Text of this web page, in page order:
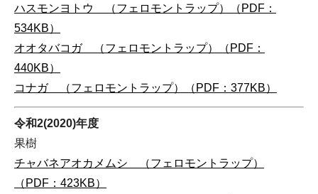
ハスモンヨトウ （フェロモントラップ）（PDF：
534KB）
オオタバコガ （フェロモントラップ）（PDF：
440KB）
コナガ （フェロモントラップ）（PDF：377KB）
令和2(2020)年度
果樹
チャバネアオカメムシ （フェロモントラップ）
（PDF：423KB）